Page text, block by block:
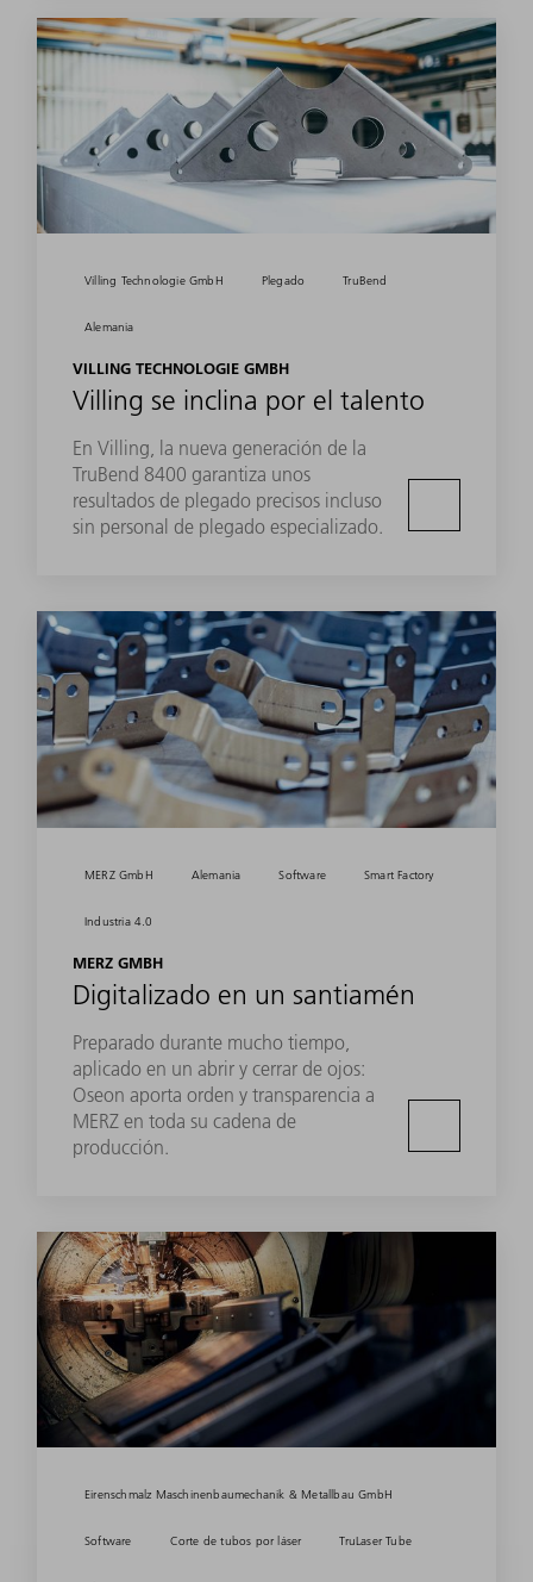
Villing Technologie GmbH Plegado TruBend
Alemania
VILLING TECHNOLOGIE GMBH
Villing se inclina por el talento
En Villing, la nueva generación de la
TruBend 8400 garantiza unos
resultados de plegado precisos incluso
sin personal de plegado especializado.
MERZ GmbH Alemania Software Smart Factory
Industria 4.0
MERZ GMBH
Digitalizado en un santiamén
Preparado durante mucho tiempo,
aplicado en un abrir y cerrar de ojos:
Oseon aporta orden y transparencia a
MERZ en toda su cadena de
producción.
Eirenschmalz Maschinenbaumechanik & Metallbau GmbH
Software Corte de tubos por láser TruLaser Tube